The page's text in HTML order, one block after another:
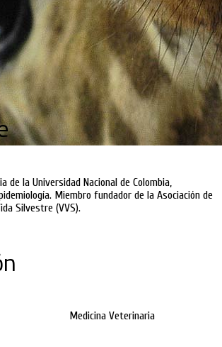
de la Universidad Nacional de Colombia,
Miembro fundador de la Asociación de
Silvestre (VVS).
Medicina Veterinaria